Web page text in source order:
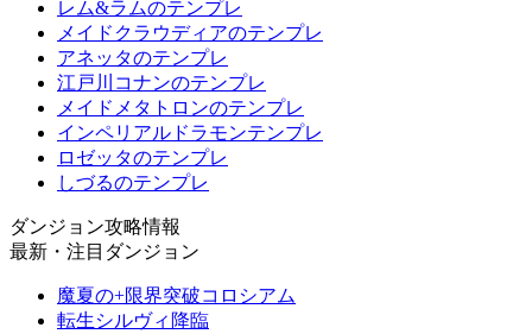
レム&ラムのテンプレ
メイドクラウディアのテンプレ
アネッタのテンプレ
江戸川コナンのテンプレ
メイドメタトロンのテンプレ
インペリアルドラモンテンプレ
ロゼッタのテンプレ
しづるのテンプレ
ダンジョン攻略情報
最新・注目ダンジョン
魔夏の+限界突破コロシアム
転生シルヴィ降臨